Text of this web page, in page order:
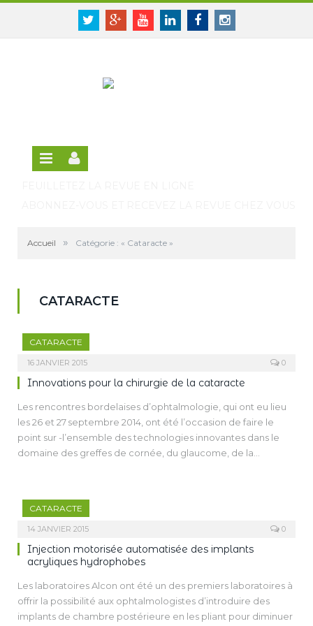
Panneau de gestion des cookies
TwitterGoogle+YoutubeLinkedinFacebookInstagram
SE CONNECTER
Accueil » Catégorie : « Cataracte »
CATARACTE
CATARACTE
16 JANVIER 2015 0
Innovations pour la chirurgie de la cataracte
Les rencontres bordelaises d’ophtalmologie, qui ont eu lieu
les 26 et 27 septembre 2014, ont été l’occasion de faire le
point sur -l’ensemble des technologies innovantes dans le
domaine des greffes de cornée, du glaucome, de la
et d’actualité avec l’arrivée des lasers femtosecondes qui
pourraient permettre une chirurgie plus précise et
reproductible par une automatisation accrue de l’acte
chirurgical. Par ailleurs la technologie des implants connaît
également des développements importants afin
chirurgicales et améliorer encore les résultats visuels et
anatomiques de nos patients. Le symposium, organisé par le
laboratoire AMO, a été l’occasion de faire un focus sur la
CATARACTE
14 JANVIER 2015 0
Injection motorisée automatisée des implants
acryliques hydrophobes
Les laboratoires Alcon ont été un des premiers laboratoires à
offrir la possibilité aux ophtalmologistes d’introduire des
implants de chambre postérieure en les pliant pour diminuer